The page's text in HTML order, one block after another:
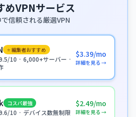
めVPNサービス
信頼される厳選VPN
⭐ 編集者おすすめ
· 6,000+サーバー ·
$3.39/mo
詳細を見る →
コスパ最強
· デバイス数無制限
$2.49/mo
詳細を見る →